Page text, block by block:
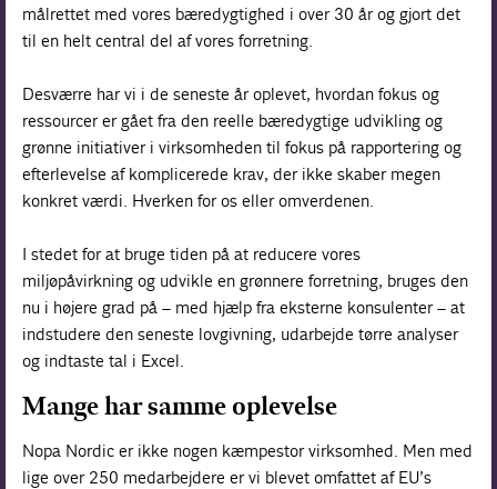
målrettet med vores bæredygtighed i over 30 år og gjort det
til en helt central del af vores forretning.
Desværre har vi i de seneste år oplevet, hvordan fokus og
ressourcer er gået fra den reelle bæredygtige udvikling og
grønne initiativer i virksomheden til fokus på rapportering og
efterlevelse af komplicerede krav, der ikke skaber megen
konkret værdi. Hverken for os eller omverdenen.
I stedet for at bruge tiden på at reducere vores
miljøpåvirkning og udvikle en grønnere forretning, bruges den
nu i højere grad på – med hjælp fra eksterne konsulenter – at
indstudere den seneste lovgivning, udarbejde tørre analyser
og indtaste tal i Excel.
Mange har samme oplevelse
Nopa Nordic er ikke nogen kæmpestor virksomhed. Men med
lige over 250 medarbejdere er vi blevet omfattet af EU’s